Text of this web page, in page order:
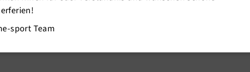
siegte in ihrer AK, Gerrit Schubert belegte im
Stolte, Daniel Raddatz und Holger
zufrieden.
sport Team